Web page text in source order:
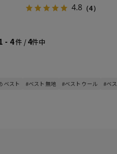
4.8 （4）
- 4件 / 4件中
ベスト #ベスト 無地 #ベスト ウール #ベ